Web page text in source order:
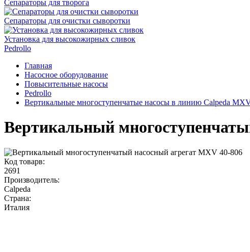
Сепараторы для творога
Сепараторы для очистки сыворотки
Установка для высокожирных сливок
Pedrollo
Главная
Насосное оборудование
Повысительные насосы
Pedrollo
Вертикальные многоступенчатые насосы в линию Calpeda
Вертикальный
Код товарв:
2691
Производитель:
Calpeda
Страна:
Италия